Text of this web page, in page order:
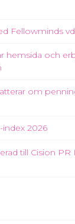
Fellowminds
hemsida och
om
index 2026
till Cision PR